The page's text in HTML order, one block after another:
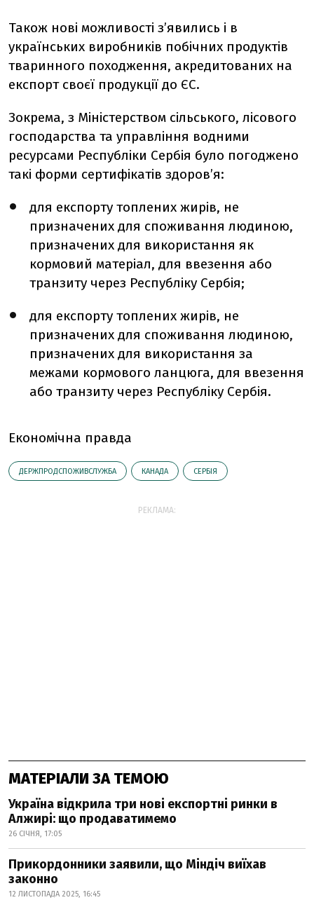
Також нові можливості з’явились і в
українських виробників побічних продуктів
тваринного походження, акредитованих на
експорт своєї продукції до ЄС.
Зокрема, з Міністерством сільського, лісового
господарства та управління водними
ресурсами Республіки Сербія було погоджено
такі форми сертифікатів здоров’я:
для експорту топлених жирів, не
призначених для споживання людиною,
призначених для використання як
кормовий матеріал, для ввезення або
транзиту через Республіку Сербія;
для експорту топлених жирів, не
призначених для споживання людиною,
призначених для використання за
межами кормового ланцюга, для ввезення
або транзиту через Республіку Сербія.
Економічна правда
ДЕРЖПРОДСПОЖИВСЛУЖБА КАНАДА СЕРБІЯ
РЕКЛАМА:
МАТЕРІАЛИ ЗА ТЕМОЮ
Україна відкрила три нові експортні ринки в
Алжирі: що продаватимемо
26 СІЧНЯ, 17:05
Прикордонники заявили, що Міндіч виїхав
законно
12 ЛИСТОПАДА 2025, 16:45